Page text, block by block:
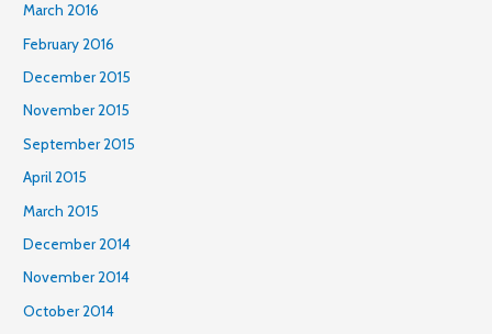
March 2016
February 2016
December 2015
November 2015
September 2015
April 2015
March 2015
December 2014
November 2014
October 2014